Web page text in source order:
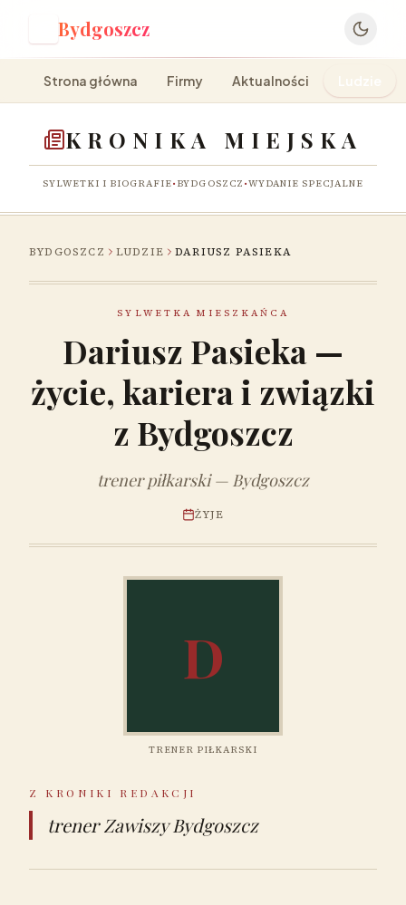
Bydgoszcz
Strona główna Firmy Aktualności Ludzie
KRONIKA MIEJSKA
SYLWETKI I BIOGRAFIE• BYDGOSZCZ •WYDANIE SPECJALNE
BYDGOSZCZ LUDZIE DARIUSZ PASIEKA
SYLWETKA MIESZKAŃCA
Dariusz Pasieka —
życie, kariera i związki
z Bydgoszcz
trener piłkarski — Bydgoszcz
ŻYJE
D
TRENER PIŁKARSKI
Z KRONIKI REDAKCJI
trener Zawiszy Bydgoszcz